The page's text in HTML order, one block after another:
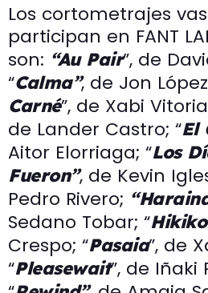
Los cortometrajes
participan en FANT
son: “Au Pair”, de
“Calma”, de Jon
Carné”, de Xabi
de Lander Castro; “El
Aitor Elorriaga; “Los
Fueron”, de Kevin
Pedro Rivero;
Sedano Tobar; “
Crespo; “Pasaia”, de
“Pleasewait”, de Iñaki